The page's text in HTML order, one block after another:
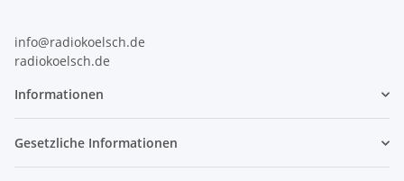
info@radiokoelsch.de
radiokoelsch.de
Informationen
Gesetzliche Informationen